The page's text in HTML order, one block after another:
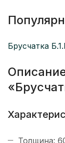
Брусчатка
Толщина: